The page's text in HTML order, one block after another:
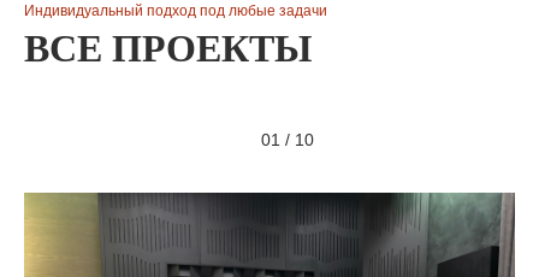
Индивидуальный подход под любые задачи
ВСЕ ПРОЕКТЫ
01 / 10